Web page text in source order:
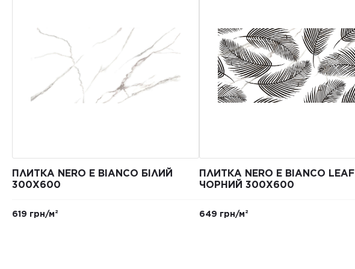
ПЛИТКА NERO E BIANCO БІЛИЙ
300X600
619 грн/м²
ПЛИТКА NERO E BIANCO LEAF
ЧОРНИЙ 300Х600
649 грн/м²